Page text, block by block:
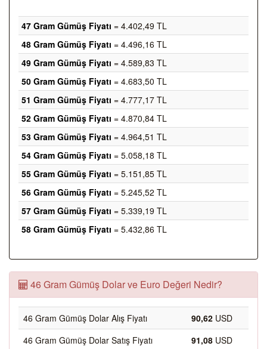
47 Gram Gümüş Fiyatı = 4.402,49 TL
48 Gram Gümüş Fiyatı = 4.496,16 TL
49 Gram Gümüş Fiyatı = 4.589,83 TL
50 Gram Gümüş Fiyatı = 4.683,50 TL
51 Gram Gümüş Fiyatı = 4.777,17 TL
52 Gram Gümüş Fiyatı = 4.870,84 TL
53 Gram Gümüş Fiyatı = 4.964,51 TL
54 Gram Gümüş Fiyatı = 5.058,18 TL
55 Gram Gümüş Fiyatı = 5.151,85 TL
56 Gram Gümüş Fiyatı = 5.245,52 TL
57 Gram Gümüş Fiyatı = 5.339,19 TL
58 Gram Gümüş Fiyatı = 5.432,86 TL
46 Gram Gümüş Dolar ve Euro Değeri Nedir?
46 Gram Gümüş Dolar Alış Fiyatı 90,62 USD
46 Gram Gümüş Dolar Satış Fiyatı
91,08 USD